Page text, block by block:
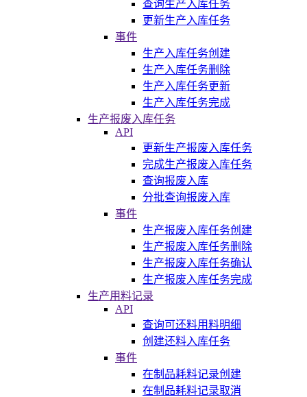
查询生产入库任务
更新生产入库任务
事件
生产入库任务创建
生产入库任务删除
生产入库任务更新
生产入库任务完成
生产报废入库任务
API
更新生产报废入库任务
完成生产报废入库任务
查询报废入库
分批查询报废入库
事件
生产报废入库任务创建
生产报废入库任务删除
生产报废入库任务确认
生产报废入库任务完成
生产用料记录
API
查询可还料用料明细
创建还料入库任务
事件
在制品耗料记录创建
在制品耗料记录取消